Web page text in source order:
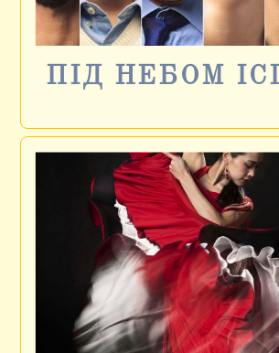
ПІД НЕБОМ